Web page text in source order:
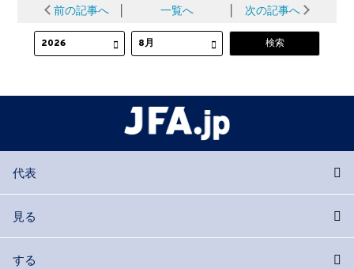
前の記事へ │ 一覧へ │ 次の記事へ
代表
見る
する